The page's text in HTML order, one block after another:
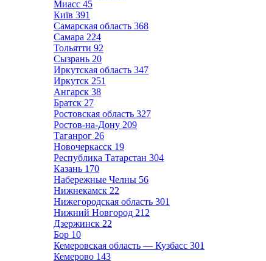
Миасс 45
Київ 391
Самарская область 368
Самара 224
Тольятти 92
Сызрань 20
Иркутская область 347
Иркутск 251
Ангарск 38
Братск 27
Ростовская область 327
Ростов-на-Дону 209
Таганрог 26
Новочеркасск 19
Республика Татарстан 304
Казань 170
Набережные Челны 56
Нижнекамск 22
Нижегородская область 301
Нижний Новгород 212
Дзержинск 22
Бор 10
Кемеровская область — Кузбасс 301
Кемерово 143